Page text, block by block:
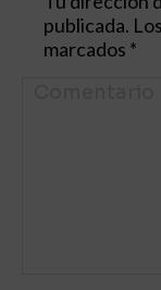
publicada.
marcados *